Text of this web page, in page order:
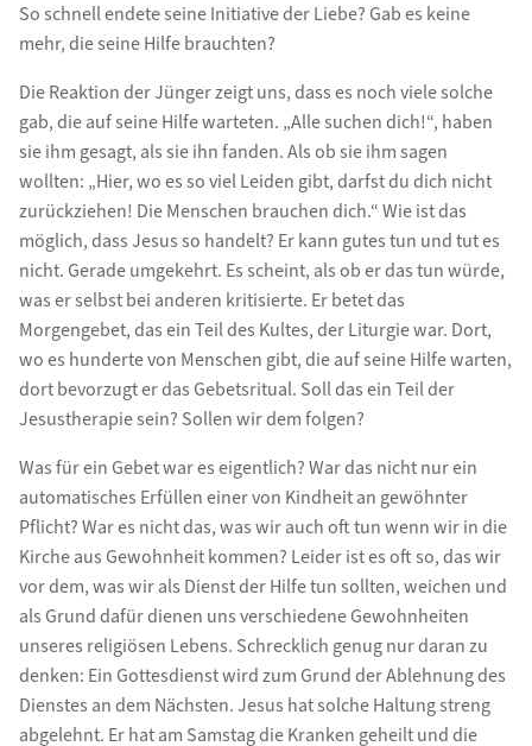
So schnell endete seine Initiative der Liebe? Gab es keine
mehr, die seine Hilfe brauchten?
Die Reaktion der Jünger zeigt uns, dass es noch viele solche
gab, die auf seine Hilfe warteten. „Alle suchen dich!“, haben
sie ihm gesagt, als sie ihn fanden. Als ob sie ihm sagen
wollten: „Hier, wo es so viel Leiden gibt, darfst du dich nicht
zurückziehen! Die Menschen brauchen dich.“ Wie ist das
möglich, dass Jesus so handelt? Er kann gutes tun und tut es
nicht. Gerade umgekehrt. Es scheint, als ob er das tun würde,
was er selbst bei anderen kritisierte. Er betet das
Morgengebet, das ein Teil des Kultes, der Liturgie war. Dort,
wo es hunderte von Menschen gibt, die auf seine Hilfe warten,
dort bevorzugt er das Gebetsritual. Soll das ein Teil der
Jesustherapie sein? Sollen wir dem folgen?
Was für ein Gebet war es eigentlich? War das nicht nur ein
automatisches Erfüllen einer von Kindheit an gewöhnter
Pflicht? War es nicht das, was wir auch oft tun wenn wir in die
Kirche aus Gewohnheit kommen? Leider ist es oft so, das wir
vor dem, was wir als Dienst der Hilfe tun sollten, weichen und
als Grund dafür dienen uns verschiedene Gewohnheiten
unseres religiösen Lebens. Schrecklich genug nur daran zu
denken: Ein Gottesdienst wird zum Grund der Ablehnung des
Dienstes an dem Nächsten. Jesus hat solche Haltung streng
abgelehnt. Er hat am Samstag die Kranken geheilt und die